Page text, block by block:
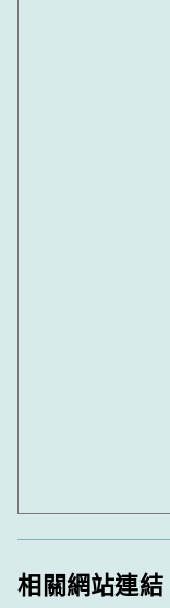
相關網站連結